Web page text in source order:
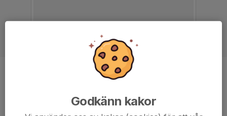
Funktionär
Godkänn kakor